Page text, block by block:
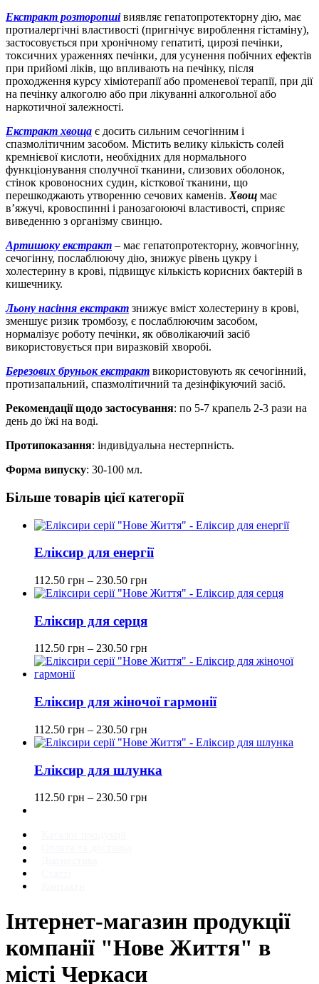
Екстракт розторопшівиявляє гепатопротекторну дію, має
протиалергічні властивості (пригнічує вироблення гістаміну),
застосовується при хронічному гепатиті, цирозі печінки,
токсичних ураженнях печінки, для усунення побічних ефектів
при прийомі ліків, що впливають на печінку, після
проходження курсу хіміотерапії або променевої терапії, при дії
на печінку алкоголю або при лікуванні алкогольної або
наркотичної залежності.
Екстракт хвоща є досить сильним сечогінним і
спазмолітичним засобом. Містить велику кількість солей
кремнієвої кислоти, необхідних для нормального
функціонування сполучної тканини, слизових оболонок,
стінок кровоносних судин, кісткової тканини, що
перешкоджають утворенню сечових каменів. Хвощ має
в’яжучі, кровоспинні і ранозагоюючі властивості, сприяє
виведенню з організму свинцю.
Артишоку екстракт – має гепатопротекторну, жовчогінну,
сечогінну, послаблюючу дію, знижує рівень цукру і
холестерину в крові, підвищує кількість корисних бактерій в
кишечнику.
Льону насіння екстракт знижує вміст холестерину в крові,
зменшує ризик тромбозу, є послаблюючим засобом,
нормалізує роботу печінки, як обволікаючий засіб
використовується при виразковій хворобі.
Березових бруньок екстракт використовують як сечогінний,
протизапальний, спазмолітичний та дезінфікуючий засіб.
Рекомендації щодо застосування: по 5-7 крапель 2-3 рази на
день до їжі на воді.
Протипоказання: індивідуальна нестерпність.
Форма випуску: 30-100 мл.
Більше товарів цієї категорії
Еліксир для енергії
112.50 грн – 230.50 грн
Еліксир для серця
112.50 грн – 230.50 грн
Еліксир для жіночої гармонії
112.50 грн – 230.50 грн
Еліксир для шлунка
112.50 грн – 230.50 грн
Інтернет-магазин продукції
компанії "Нове Життя" в
місті Черкаси